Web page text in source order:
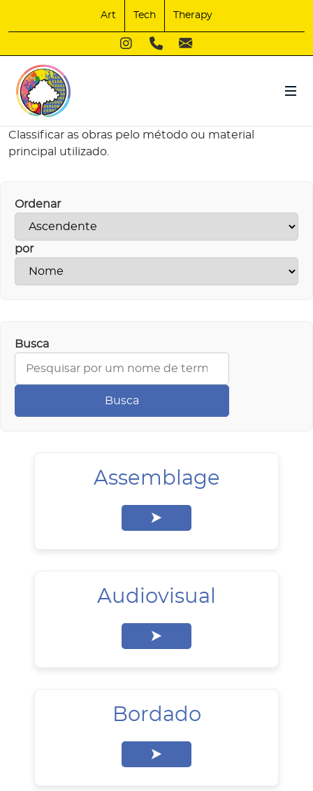
Art Tech Therapy
Classificar as obras pelo método ou material
principal utilizado.
Ordenar
por
Busca
Busca
Assemblage
Audiovisual
Bordado